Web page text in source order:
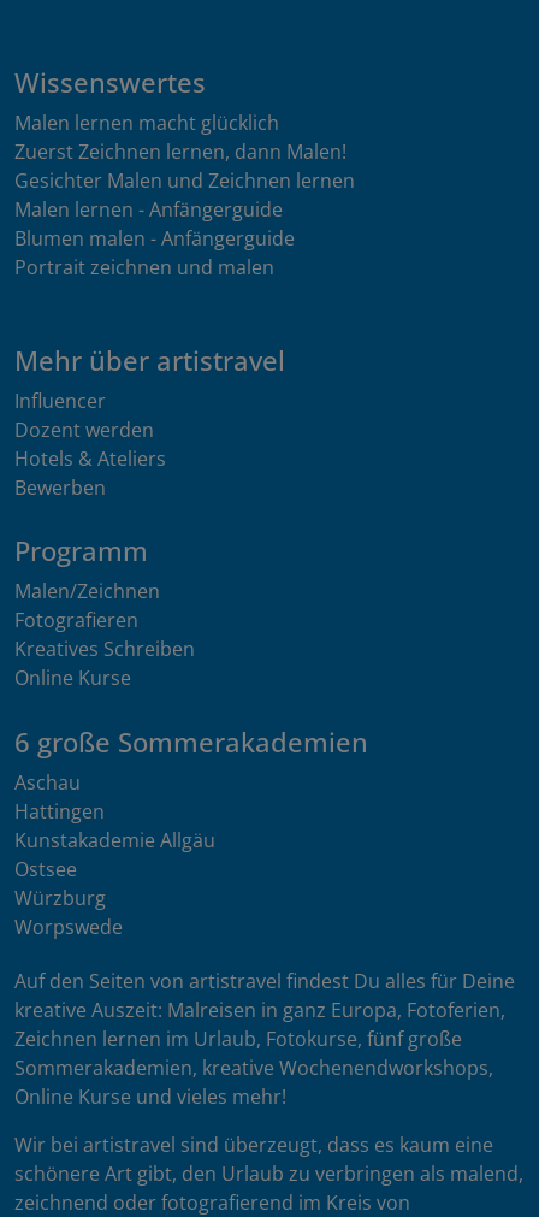
Wissenswertes
Malen lernen macht glücklich
Zuerst Zeichnen lernen, dann Malen!
Gesichter Malen und Zeichnen lernen
Malen lernen - Anfängerguide
Blumen malen - Anfängerguide
Portrait zeichnen und malen
Mehr über artistravel
Influencer
Dozent werden
Hotels & Ateliers
Bewerben
Programm
Malen/Zeichnen
Fotografieren
Kreatives Schreiben
Online Kurse
6 große Sommerakademien
Aschau
Hattingen
Kunstakademie Allgäu
Ostsee
Würzburg
Worpswede
Auf den Seiten von artistravel findest Du alles für Deine
kreative Auszeit: Malreisen in ganz Europa, Fotoferien,
Zeichnen lernen im Urlaub, Fotokurse, fünf große
Sommerakademien, kreative Wochenendworkshops,
Online Kurse und vieles mehr!
Wir bei artistravel sind überzeugt, dass es kaum eine
schönere Art gibt, den Urlaub zu verbringen als malend,
zeichnend oder fotografierend im Kreis von